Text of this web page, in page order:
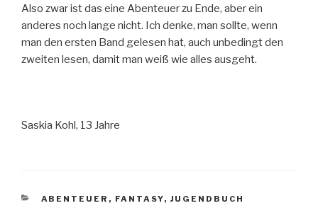
Also zwar ist das eine Abenteuer zu Ende, aber ein
anderes noch lange nicht. Ich denke, man sollte, wenn
man den ersten Band gelesen hat, auch unbedingt den
zweiten lesen, damit man weiß wie alles ausgeht.
Saskia Kohl, 13 Jahre
KATEGORIEN
ABENTEUER , FANTASY, JUGENDBUCH